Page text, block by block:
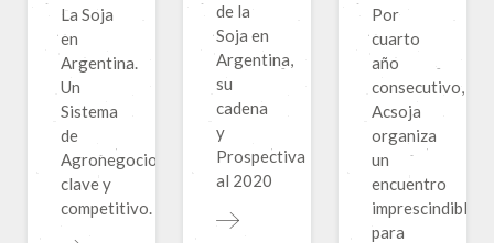
La Soja
en
Argentina.
Un
Sistema
de
Agronegocios
clave y
competitivo.
de la
Soja en
Argentina,
su
cadena
y
Prospectiva
al 2020
Por
cuarto
año
consecutivo,
Acsoja
organiza
un
encuentro
imprescindible
para